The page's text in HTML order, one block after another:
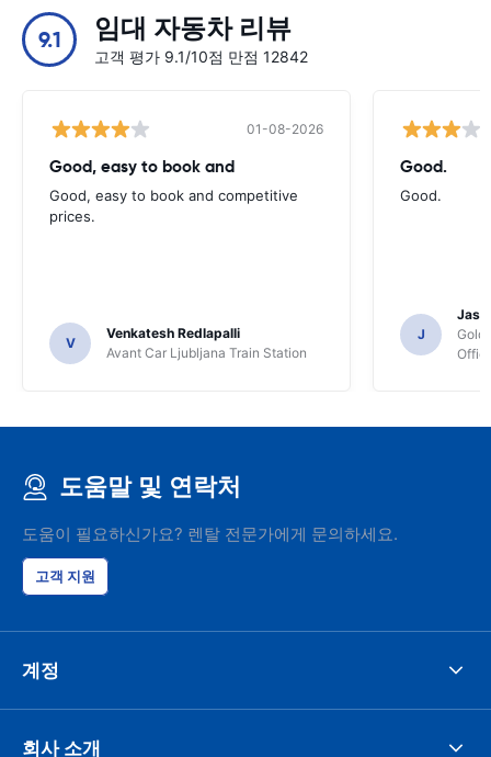
9.1 임대 자동차 리뷰
고객 평가 9.1/10점 만점 12842
01-08-2026
Good, easy to book and
Good, easy to book and competitive
prices.
V
Venkatesh Redlapalli
Avant Car Ljubljana Train Station
Good.
Good.
J
도움말 및 연락처
도움이 필요하신가요? 렌탈 전문가에게 문의하세요.
고객 지원
계정
회사 소개